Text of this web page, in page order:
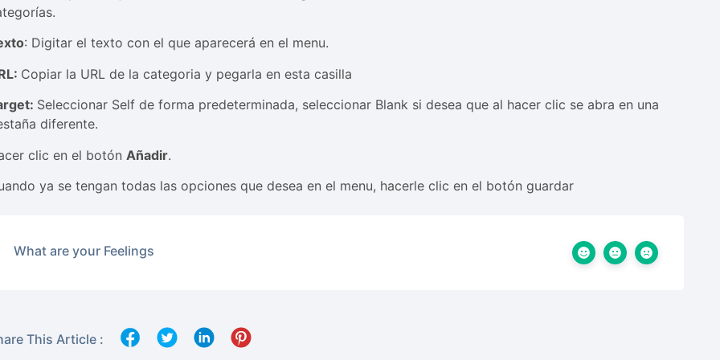
: Digitar el texto con el que aparecerá en el menu.
Copiar la URL de la categoria y pegarla en esta casilla
Seleccionar Self de forma predeterminada, seleccionar Blank si desea que al hacer clic se abra en una
diferente.
clic en el botón Añadir.
ya se tengan todas las opciones que desea en el menu, hacerle clic en el botón guardar
What are your Feelings
This Article :